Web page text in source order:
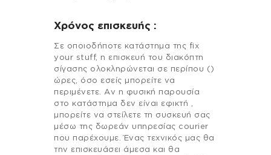
Χρόνος επισκευής :
Σε οποιοδήποτε κατάστημα της fix
your stuff, η επισκευή του διακόπτη
σίγασης ολοκληρώνεται σε περίπου ()
ώρες, όσο εσείς μπορείτε να
περιμένετε. Αν η φυσική παρουσία
στο κατάστημα δεν είναι εφικτή ,
μπορείτε να στείλετε τη συσκευή σας
μέσω της δωρεάν υπηρεσίας courier
που παρέχουμε. Ένας τεχνικός μας θα
την επισκευάσει άμεσα και θα